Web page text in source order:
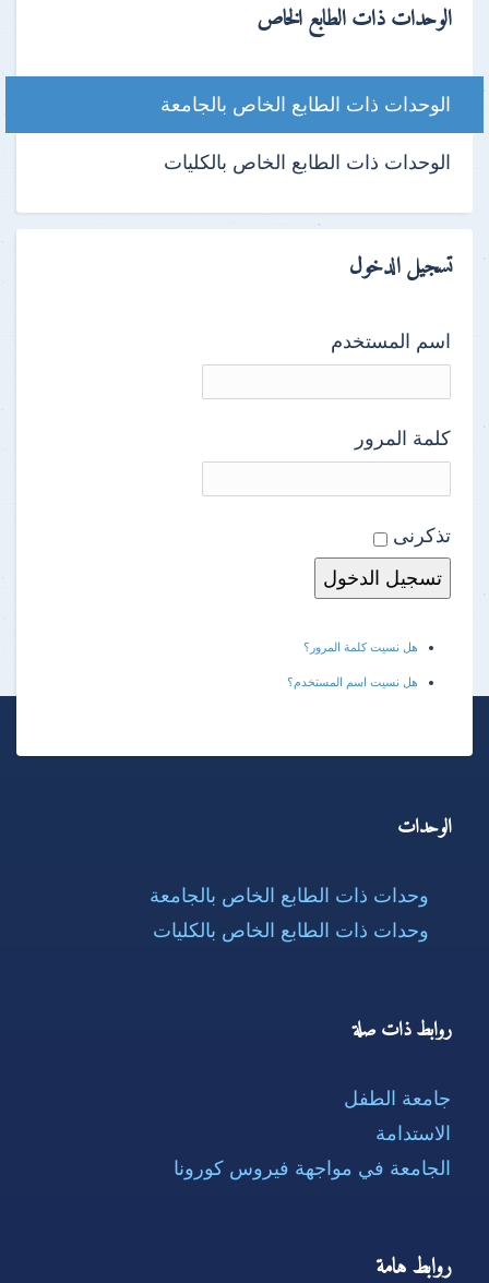
الوحدات ذات الطابع الخاص
الوحدات ذات الطابع الخاص بالجامعة
الوحدات ذات الطابع الخاص بالكليات
تسجيل الدخول
اسم المستخدم
كلمة المرور
تذكرنى
هل نسيت كلمة المرور؟
هل نسيت اسم المستخدم؟
الوحدات
وحدات ذات الطابع الخاص بالجامعة
وحدات ذات الطابع الخاص بالكليات
روابط ذات صلة
جامعة الطفل
الاستدامة
الجامعة في مواجهة فيروس كورونا
روابط هامة